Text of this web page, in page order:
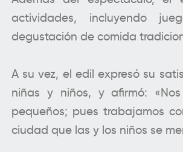
actividades, incluyendo
degustación de comida
A su vez, el edil expresó su
niñas y niños, y afirmó:
pequeños; pues trabajamos
ciudad que las y los niños se